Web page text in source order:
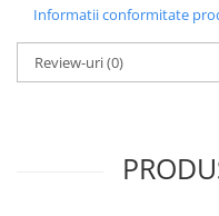
Informatii conformitate
Review-uri(0)